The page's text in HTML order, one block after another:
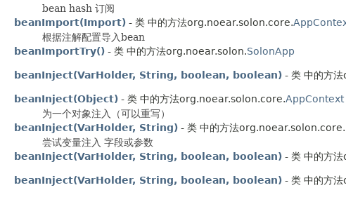
bean hash 订阅
beanImport(Import) - 类 中的方法org.noear.solon.core.
根据注解配置导入bean
beanImportTry() - 类 中的方法org.noear.solon.SolonApp
beanInject(VarHolder, String, boolean, boolean) - 类 中的方
beanInject(Object) - 类 中的方法org.noear.solon.core.AppContext
为一个对象注入（可以重写）
beanInject(VarHolder, String) - 类 中的方法org.noear.solon.core.
尝试变量注入 字段或参数
beanInject(VarHolder, String, boolean, boolean) - 类 中的方
beanInject(VarHolder, String, boolean, boolean) - 类 中的方